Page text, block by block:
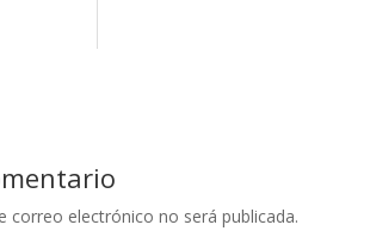
correo electrónico no será publicada.